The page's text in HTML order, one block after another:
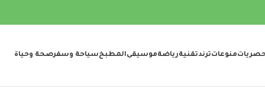
منوعاتترندتقنيةرياضةموسيقىالمطبخسياحة وسفرصحة وحياة